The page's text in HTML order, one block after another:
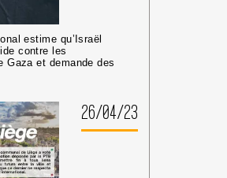
estime qu’Israël
contre les
Gaza et demande des
26/04/23